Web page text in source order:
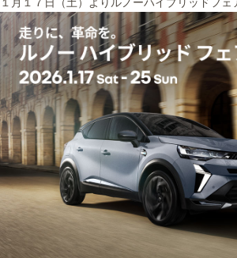
１月１７日（土）よりルノーハイブリッドフェ